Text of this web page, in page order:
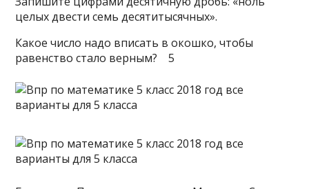
целых двести семь десятитысячных».
Какое число надо вписать в окошко, чтобы
равенство стало верным? 5